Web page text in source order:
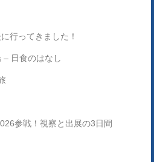
行ってきました！
– 日食のはなし
参戦！視察と出展の3日間